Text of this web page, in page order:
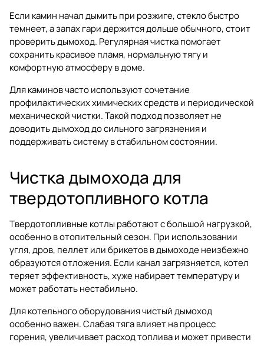
Если камин начал дымить при розжиге, стекло быстро
темнеет, а запах гари держится дольше обычного, стоит
проверить дымоход. Регулярная чистка помогает
сохранить красивое пламя, нормальную тягу и
комфортную атмосферу в доме.
Для каминов часто используют сочетание
профилактических химических средств и периодической
механической чистки. Такой подход позволяет не
доводить дымоход до сильного загрязнения и
поддерживать систему в стабильном состоянии.
Чистка дымохода для
твердотопливного котла
Твердотопливные котлы работают с большой нагрузкой,
особенно в отопительный сезон. При использовании
угля, дров, пеллет или брикетов в дымоходе неизбежно
образуются отложения. Если канал загрязняется, котел
теряет эффективность, хуже набирает температуру и
может работать нестабильно.
Для котельного оборудования чистый дымоход
особенно важен. Слабая тяга влияет на процесс
горения, увеличивает расход топлива и может привести